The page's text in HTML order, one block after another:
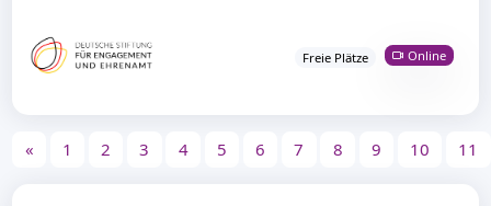
Freie Plätze Online
« 1 2 3 4 5 6 7 8 9 10 11